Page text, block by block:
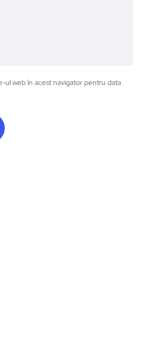
ul web în acest navigator pentru data